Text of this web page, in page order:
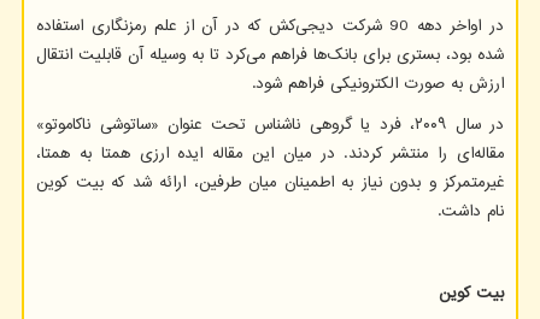
در اواخر دهه 90 شرکت دیجی‌کش که در آن از علم رمزنگاری استفاده
شده بود، بستری برای بانک‌ها فراهم می‌کرد تا به وسیله آن قابلیت انتقال
ارزش به صورت الکترونیکی فراهم شود.
در سال ۲۰۰۹، فرد یا گروهی ناشناس تحت عنوان «ساتوشی ناکاموتو»
مقاله‌ای را منتشر کردند. در میان این مقاله ایده ارزی همتا به همتا،
غیرمتمرکز و بدون نیاز به اطمینان میان طرفین، ارائه شد که بیت کوین
نام داشت.
بیت کوین